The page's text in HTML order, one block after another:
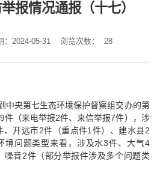
报情况通报（十七）
：2024-05-31 浏览次数： 28
中央第七生态环境保护督察组交办的第
件（来电举报2件、来信举报7件），涉
、开远市2件（重点件1件）、建水县2
境问题类型来看，涉及水3件、大气4
噪音2件（部分举报件涉及多个问题类